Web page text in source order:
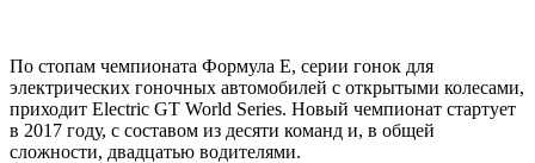
По стопам чемпионата Формула Е, серии гонок для
электрических гоночных автомобилей с открытыми колесами,
приходит Electric GT World Series. Новый чемпионат стартует
в 2017 году, с составом из десяти команд и, в общей
сложности, двадцатью водителями.